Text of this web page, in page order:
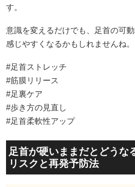
す。
意識を変えるだけでも、足首の可
感じやすくなるかもしれませんね。
#足首ストレッチ
#筋膜リリース
#足裏ケア
#歩き方の見直し
#足首柔軟性アップ
足首が硬いままだとどうな
リスクと再発予防法